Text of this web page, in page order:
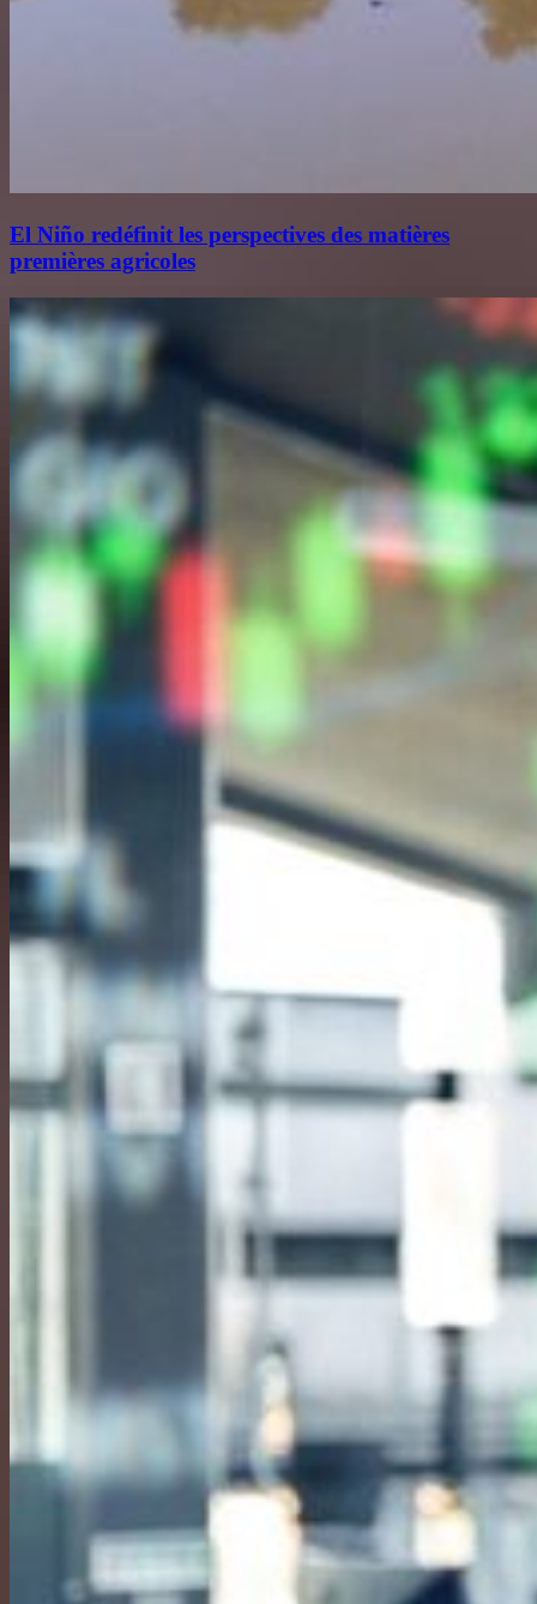
El Niño redéfinit les perspectives des matières
premières agricoles